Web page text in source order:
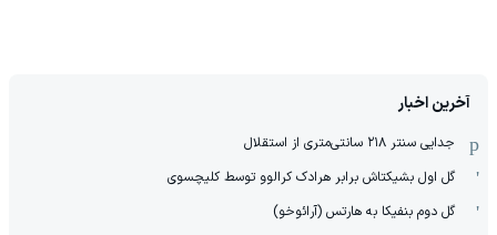
آخرین اخبار
جدایی سنتر ۲۱۸ سانتی‌متری از استقلال
گل اول بشیکتاش برابر هرادک کرالوو توسط کلیچسوی
گل دوم بنفیکا به هارتس (آرائوخو)